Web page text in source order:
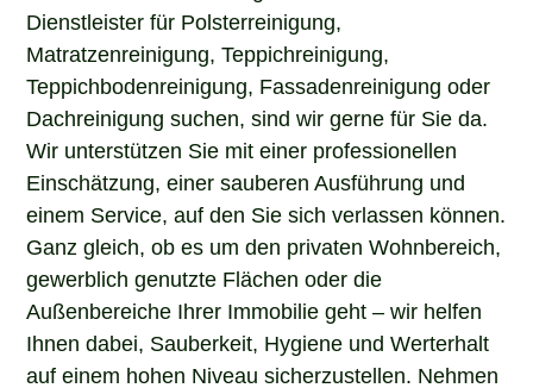
Dienstleister für Polsterreinigung,
Matratzenreinigung, Teppichreinigung,
Teppichbodenreinigung, Fassadenreinigung oder
Dachreinigung suchen, sind wir gerne für Sie da.
Wir unterstützen Sie mit einer professionellen
Einschätzung, einer sauberen Ausführung und
einem Service, auf den Sie sich verlassen können.
Ganz gleich, ob es um den privaten Wohnbereich,
gewerblich genutzte Flächen oder die
Außenbereiche Ihrer Immobilie geht – wir helfen
Ihnen dabei, Sauberkeit, Hygiene und Werterhalt
auf einem hohen Niveau sicherzustellen. Nehmen